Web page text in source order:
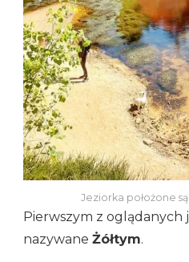
Jeziorka położone
Pierwszym z oglądanych
nazywane Żółtym.